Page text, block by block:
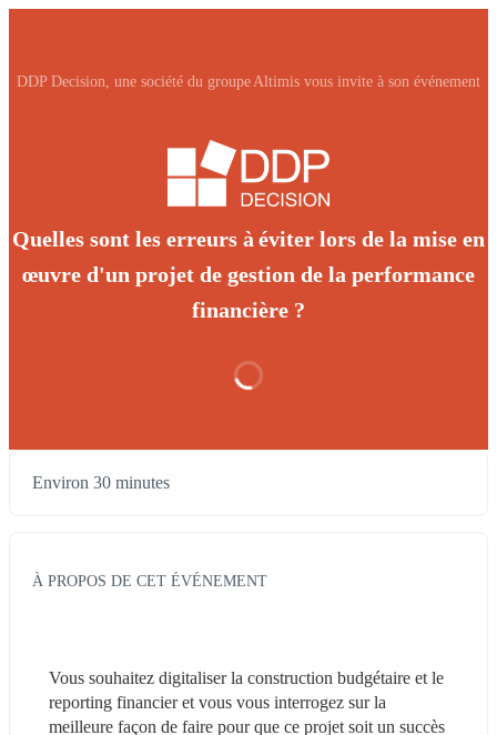
DDP Decision, une société du groupe Altimis vous invite à son événement
Quelles sont les erreurs à éviter lors de la mise en
œuvre d'un projet de gestion de la performance
financière ?
Environ 30 minutes
À PROPOS DE CET ÉVÉNEMENT
Vous souhaitez digitaliser la construction budgétaire et le
reporting financier et vous vous interrogez sur la
meilleure façon de faire pour que ce projet soit un succès